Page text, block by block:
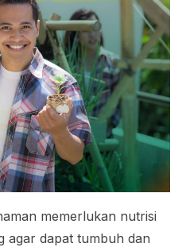
memerlukan nutrisi
agar dapat tumbuh dan